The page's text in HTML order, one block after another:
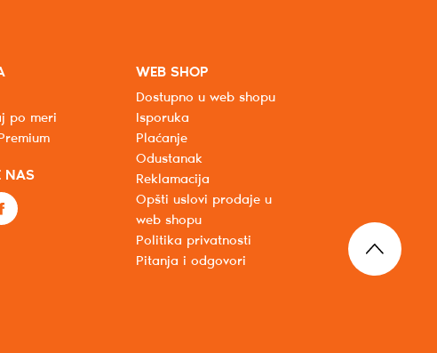
po meri
NAS
WEB SHOP
Dostupno u web shopu
Isporuka
Plaćanje
Odustanak
Reklamacija
Opšti uslovi prodaje u
web shopu
Politika privatnosti
Pitanja i odgovori